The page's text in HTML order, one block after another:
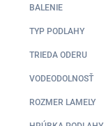
BALENIE
TYP PODLAHY
TRIEDA ODERU
VODEODOLNOSŤ
ROZMER LAMELY